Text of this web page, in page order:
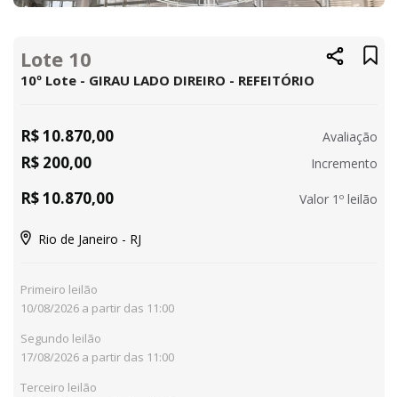
Lote 10
10º Lote - GIRAU LADO DIREIRO - REFEITÓRIO
R$ 10.870,00 Avaliação
R$ 200,00 Incremento
R$ 10.870,00 Valor 1º leilão
Rio de Janeiro - RJ
Primeiro leilão
10/08/2026 a partir das 11:00
Segundo leilão
17/08/2026 a partir das 11:00
Terceiro leilão